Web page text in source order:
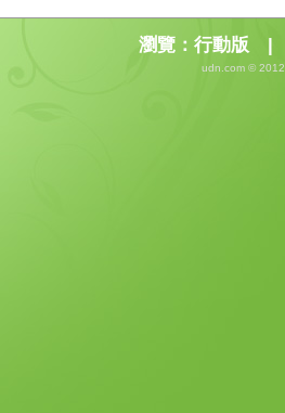
瀏覽： 行動版 |
udn.com © 2012